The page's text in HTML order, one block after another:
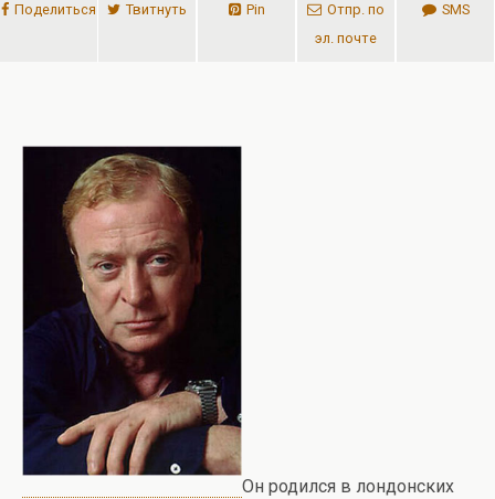
Поделиться Твитнуть Pin
Отпр. по
эл. почте
SMS
Он родился в лондонских